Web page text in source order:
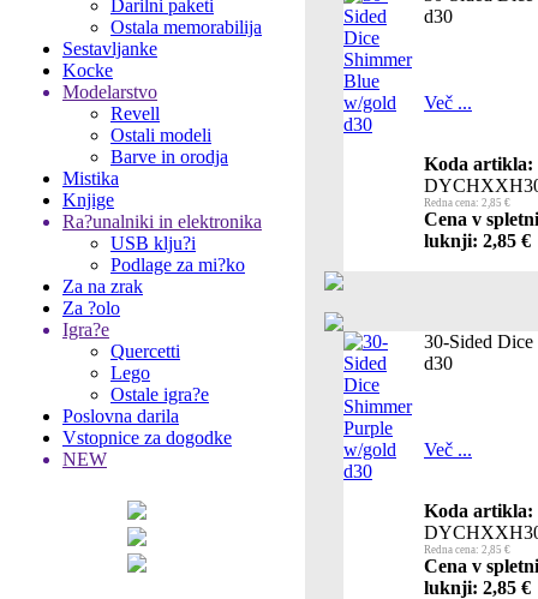
Darilni paketi
Ostala memorabilija
Sestavljanke
Kocke
Modelarstvo
Revell
Ostali modeli
Barve in orodja
Mistika
Knjige
Ra?unalniki in elektronika
USB klju?i
Podlage za mi?ko
Za na zrak
Za ?olo
Igra?e
Quercetti
Lego
Ostale igra?e
Poslovna darila
Vstopnice za dogodke
NEW
d30
Več ...
Koda artikla:
Redna cena: 2,85 €
Cena v
luknji: 2,85 €
30-Sided
d30
Več ...
Koda artikla:
Redna cena: 2,85 €
Cena v
luknji: 2,85 €